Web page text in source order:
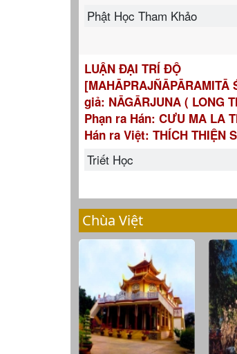
Phật Học Tham Khảo
LUẬN ĐẠI TRÍ ĐỘ
[MAHĀPRAJÑĀPĀRAMITĀ
giả: NĀGĀRJUNA ( LONG THỌ) - Dịch
Phạn ra Hán: CƯU MA LA THẬP - Dịch
Hán ra Việt: THÍCH THIỆN
Triết Học
Chùa Việt